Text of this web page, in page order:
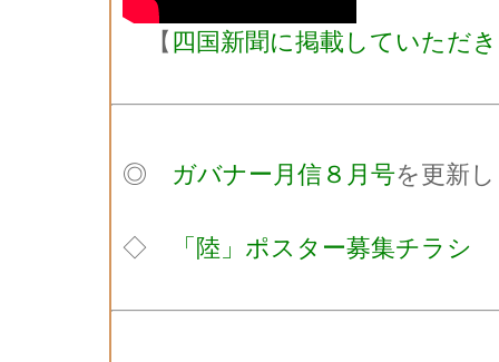
【 四国新聞に掲載していただ
◎ ガバナー月信８月号を更新
◇ 「陸」ポスター募集チラシ